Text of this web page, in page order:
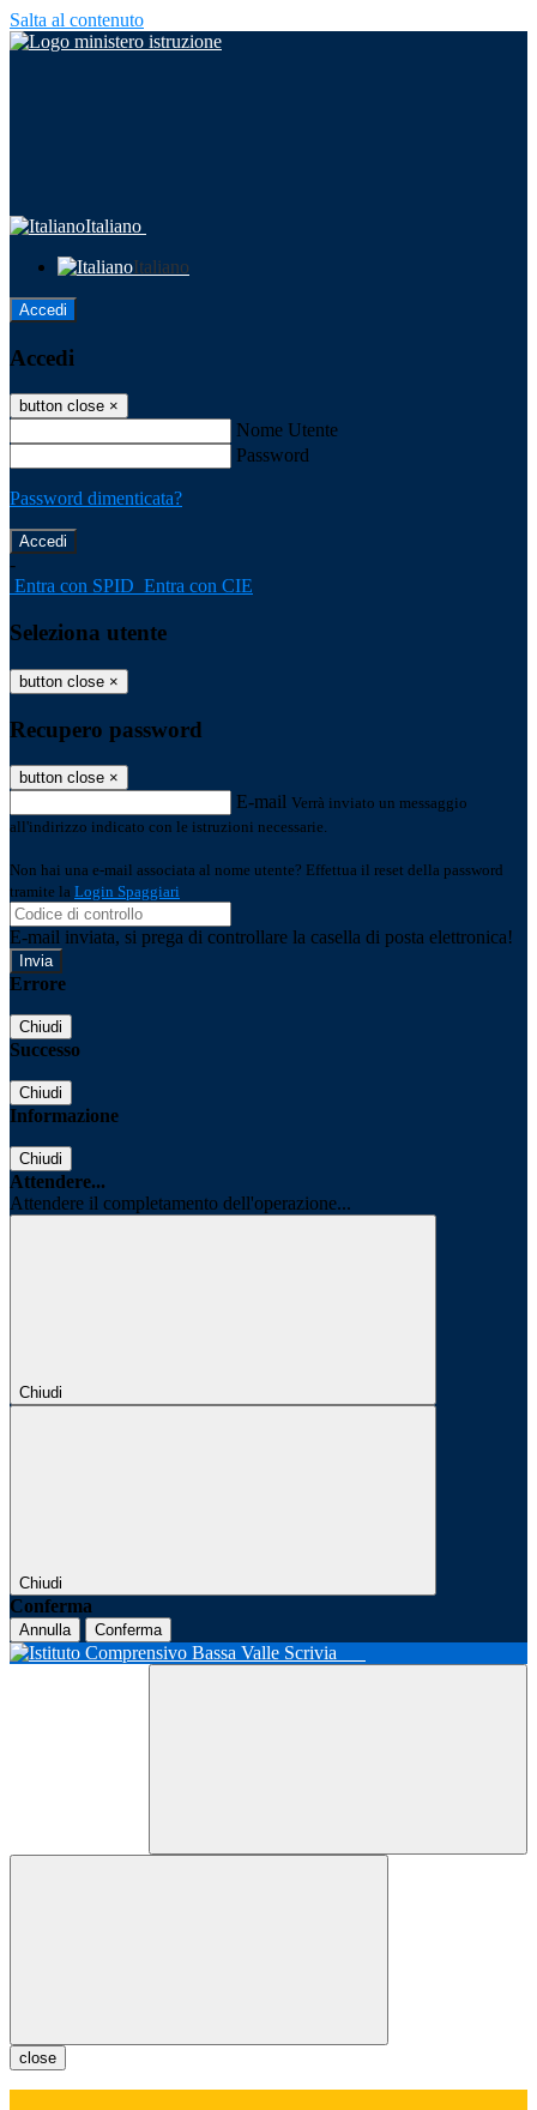
Salta al contenuto
Italiano
Italiano
Accedi
Accedi
button close ×
Nome Utente
Password
Password dimenticata?
-
Entra con SPID Entra con CIE
Seleziona utente
button close ×
Recupero password
button close ×
E-mail Verrà inviato un messaggio
all'indirizzo indicato con le istruzioni necessarie.
Non hai una e-mail associata al nome utente? Effettua il reset della password
tramite la Login Spaggiari
E-mail inviata, si prega di controllare la casella di posta elettronica!
Errore
Chiudi
Successo
Chiudi
Informazione
Chiudi
Attendere...
Attendere il completamento dell'operazione...
Chiudi
Chiudi
Conferma
Annulla Conferma
close